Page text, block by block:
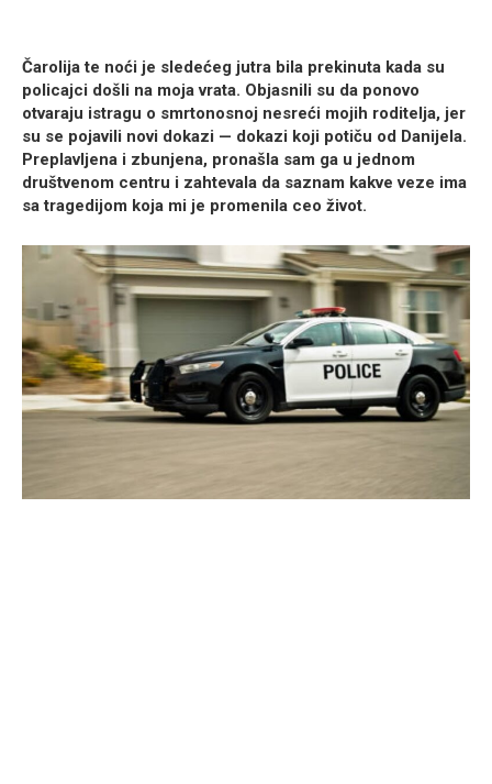
Čarolija te noći je sledećeg jutra bila prekinuta kada su
policajci došli na moja vrata. Objasnili su da ponovo
otvaraju istragu o smrtonosnoj nesreći mojih roditelja, jer
su se pojavili novi dokazi — dokazi koji potiču od Danijela.
Preplavljena i zbunjena, pronašla sam ga u jednom
društvenom centru i zahtevala da saznam kakve veze ima
sa tragedijom koja mi je promenila ceo život.